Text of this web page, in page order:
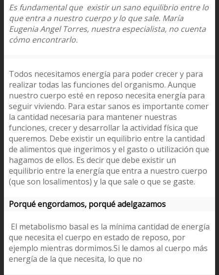
Es fundamental que existir un sano equilibrio entre lo
que entra a nuestro cuerpo y lo que sale. María
Eugenia Angel Torres, nuestra especialista, no cuenta
cómo encontrarlo.
Todos necesitamos energía para poder crecer y para
realizar todas las funciones del organismo. Aunque
nuestro cuerpo esté en reposo necesita energía para
seguir viviendo. Para estar sanos es importante comer
la cantidad necesaria para mantener nuestras
funciones, crecer y desarrollar la actividad física que
queremos. Debe existir un equilibrio entre la cantidad
de alimentos que ingerimos y el gasto o utilización que
hagamos de ellos. Es decir que debe existir un
equilibrio entre la energía que entra a nuestro cuerpo
(que son losalimentos) y la que sale o que se gaste.
Porqué engordamos, porqué adelgazamos
El metabolismo basal es la mínima cantidad de energía
que necesita el cuerpo en estado de reposo, por
ejemplo mientras dormimos.Si le damos al cuerpo más
energía de la que necesita, lo que no